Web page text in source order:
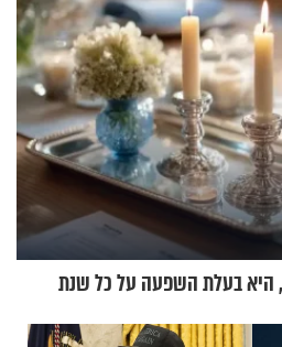
בעלת השפעה על כל שנת